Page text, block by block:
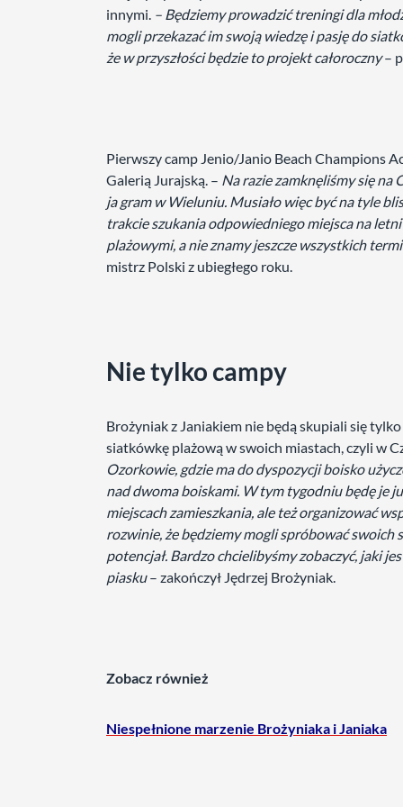
innymi. – Będziemy prowadzić treningi dla
mogli przekazać im swoją wiedzę i pasję do
że w przyszłości będzie to projekt całoroczny–
Pierwszy camp Jenio/Janio Beach Champions
Galerią Jurajską. – Na razie zamknęliśmy się na
ja gram w Wieluniu. Musiało więc być na tyle
trakcie szukania odpowiedniego miejsca na
plażowymi, a nie znamy jeszcze wszystkich
mistrz Polski z ubiegłego roku.
Nie tylko campy
Brożyniak z Janiakiem nie będą skupiali się
siatkówkę plażową w swoich miastach, czyli w
Ozorkowie, gdzie ma do dyspozycji boisko
nad dwoma boiskami. W tym tygodniu będę je
miejscach zamieszkania, ale też organizować
rozwinie, że będziemy mogli spróbować swoich
potencjał. Bardzo chcielibyśmy zobaczyć, jaki
piasku– zakończył Jędrzej Brożyniak.
Zobacz również
Niespełnione marzenie Brożyniaka i Janiaka